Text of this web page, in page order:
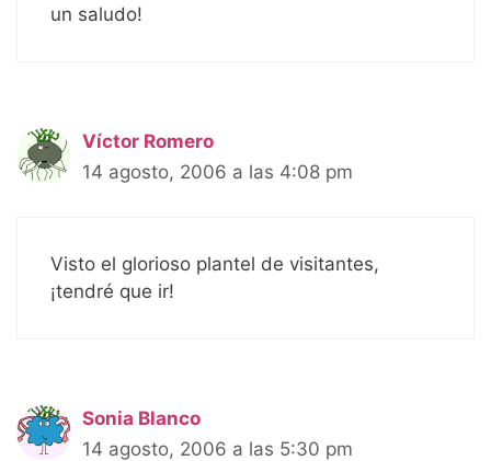
un saludo!
Víctor Romero
14 agosto, 2006 a las 4:08 pm
Visto el glorioso plantel de visitantes,
¡tendré que ir!
Sonia Blanco
14 agosto, 2006 a las 5:30 pm